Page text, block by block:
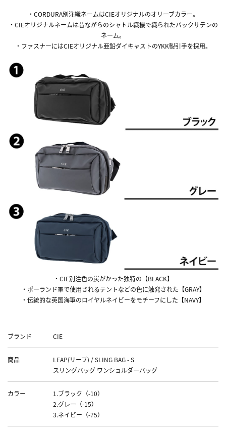
・CORDURA別注織ネームはCIEオリジナルのオリーブカラー。
・CIEオリジナルネームは昔ながらのシャトル織機で織られたバックサテンの
ネーム。
・ファスナーにはCIEオリジナル亜鉛ダイキャストのYKK製引手を採用。
・CIE別注色の炭がかった独特の【BLACK】
・ポーランド軍で使用されるテントなどの色に触発された【GRAY】
・伝統的な英国海軍のロイヤルネイビーをモチーフにした【NAVY】
ブランド
CIE
商品
LEAP(リープ) / SLING BAG - S
スリングバッグ ワンショルダーバッグ
カラー
1.ブラック（-10）
2.グレー（-15）
3.ネイビー（-75）